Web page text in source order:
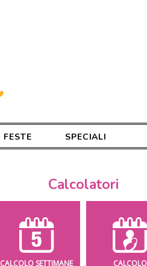
FESTE SPECIALI
Calcolatori
CALCOLO SETTIMANE CALCOLO